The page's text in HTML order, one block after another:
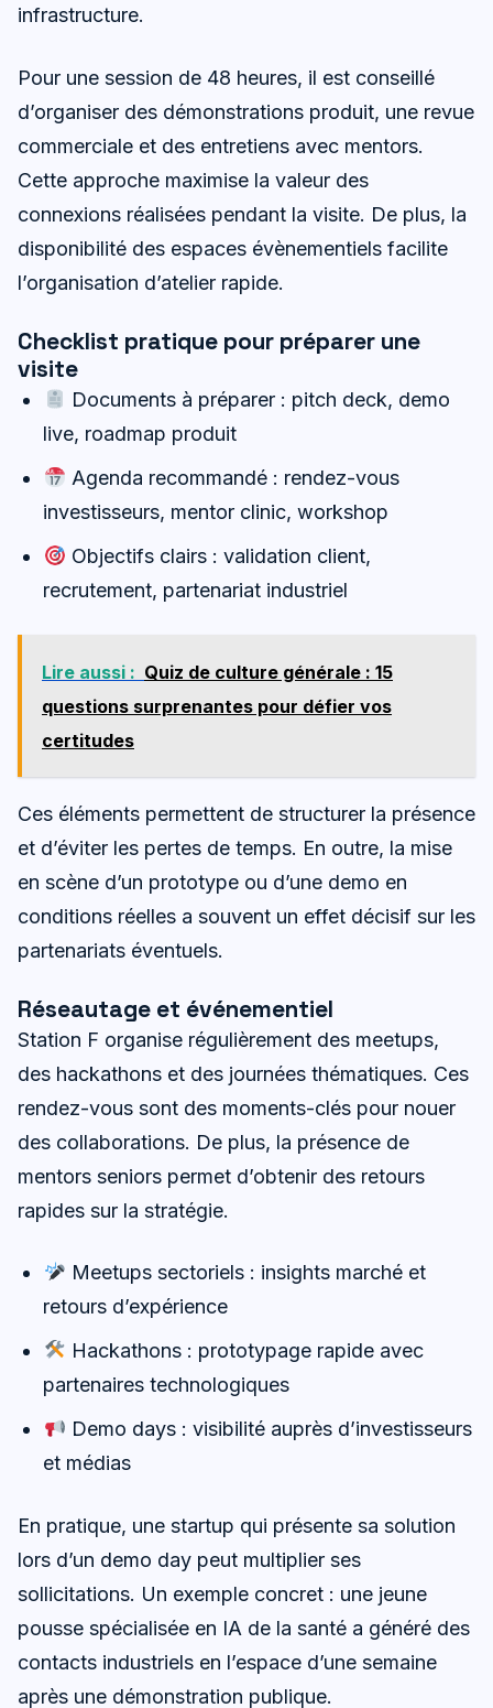
infrastructure.
Pour une session de 48 heures, il est conseillé
d’organiser des démonstrations produit, une revue
commerciale et des entretiens avec mentors.
Cette approche maximise la valeur des
connexions réalisées pendant la visite. De plus, la
disponibilité des espaces évènementiels facilite
l’organisation d’atelier rapide.
Checklist pratique pour préparer une
visite
Documents à préparer : pitch deck, demo
live, roadmap produit
Agenda recommandé : rendez-vous
investisseurs, mentor clinic, workshop
Objectifs clairs : validation client,
recrutement, partenariat industriel
Lire aussi : Quiz de culture générale : 15
questions surprenantes pour défier vos
certitudes
Ces éléments permettent de structurer la présence
et d’éviter les pertes de temps. En outre, la mise
en scène d’un prototype ou d’une demo en
conditions réelles a souvent un effet décisif sur les
partenariats éventuels.
Réseautage et événementiel
Station F organise régulièrement des meetups,
des hackathons et des journées thématiques. Ces
rendez-vous sont des moments-clés pour nouer
des collaborations. De plus, la présence de
mentors seniors permet d’obtenir des retours
rapides sur la stratégie.
Meetups sectoriels : insights marché et
retours d’expérience
Hackathons : prototypage rapide avec
partenaires technologiques
Demo days : visibilité auprès d’investisseurs
et médias
En pratique, une startup qui présente sa solution
lors d’un demo day peut multiplier ses
sollicitations. Un exemple concret : une jeune
pousse spécialisée en IA de la santé a généré des
contacts industriels en l’espace d’une semaine
après une démonstration publique.